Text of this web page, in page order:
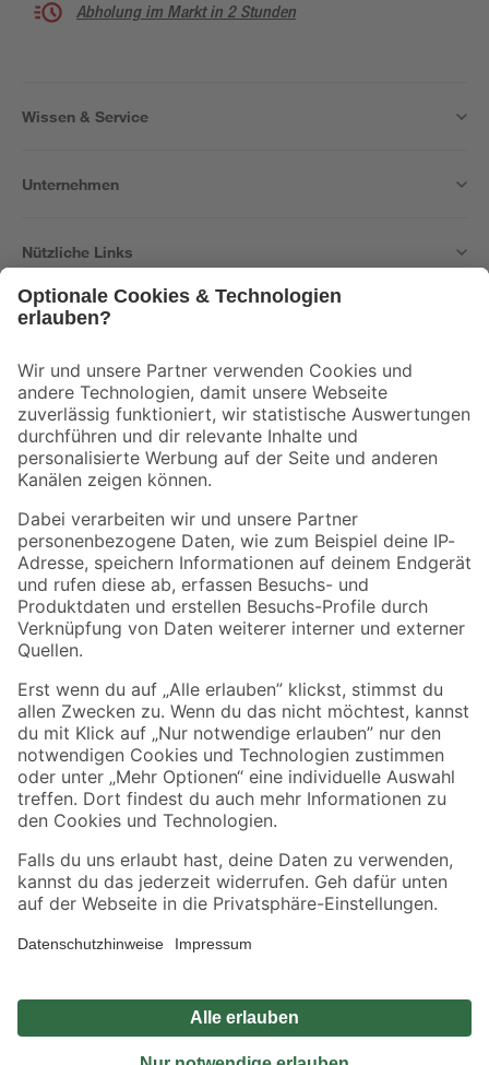
Abholung im Markt in 2 Stunden
Wissen & Service
Unternehmen
Nützliche Links
Der toom Newsletter: Keine Angebote und Aktionen mehr verpassen!
Zur Newsletter Anmeldung
Folge uns
Zahlungsarten Versandarten
Sicher einkaufen
Jetzt die toom-App herunterladen
Alle Preisangaben in EUR inkl. gesetzl. MwSt.. Die dargestellten Angebote sind unter
Umständen nicht in allen Märkten verfügbar. Die angegebenen Verfügbarkeiten beziehen
Produkte nur solange der Vorrat reicht.
*Paketversand ab 59 € versandkostenfrei, gilt nicht für Artikel mit Speditionsversand, hier
Privatsphäre Impressum
Nutzungsbedingungen
Widerrufsrecht
Vertrag widerrufen